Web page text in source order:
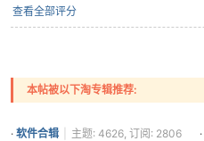
查看全部评分
本帖被以下淘专辑推荐:
· 软件合辑 主题: 4626, 订阅: 2806 ·